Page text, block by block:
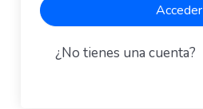
Acceder
¿No tienes una cuenta?